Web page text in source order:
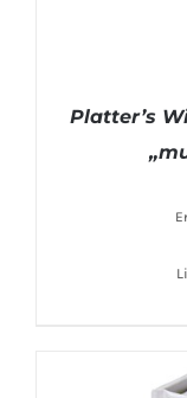
Platter’s